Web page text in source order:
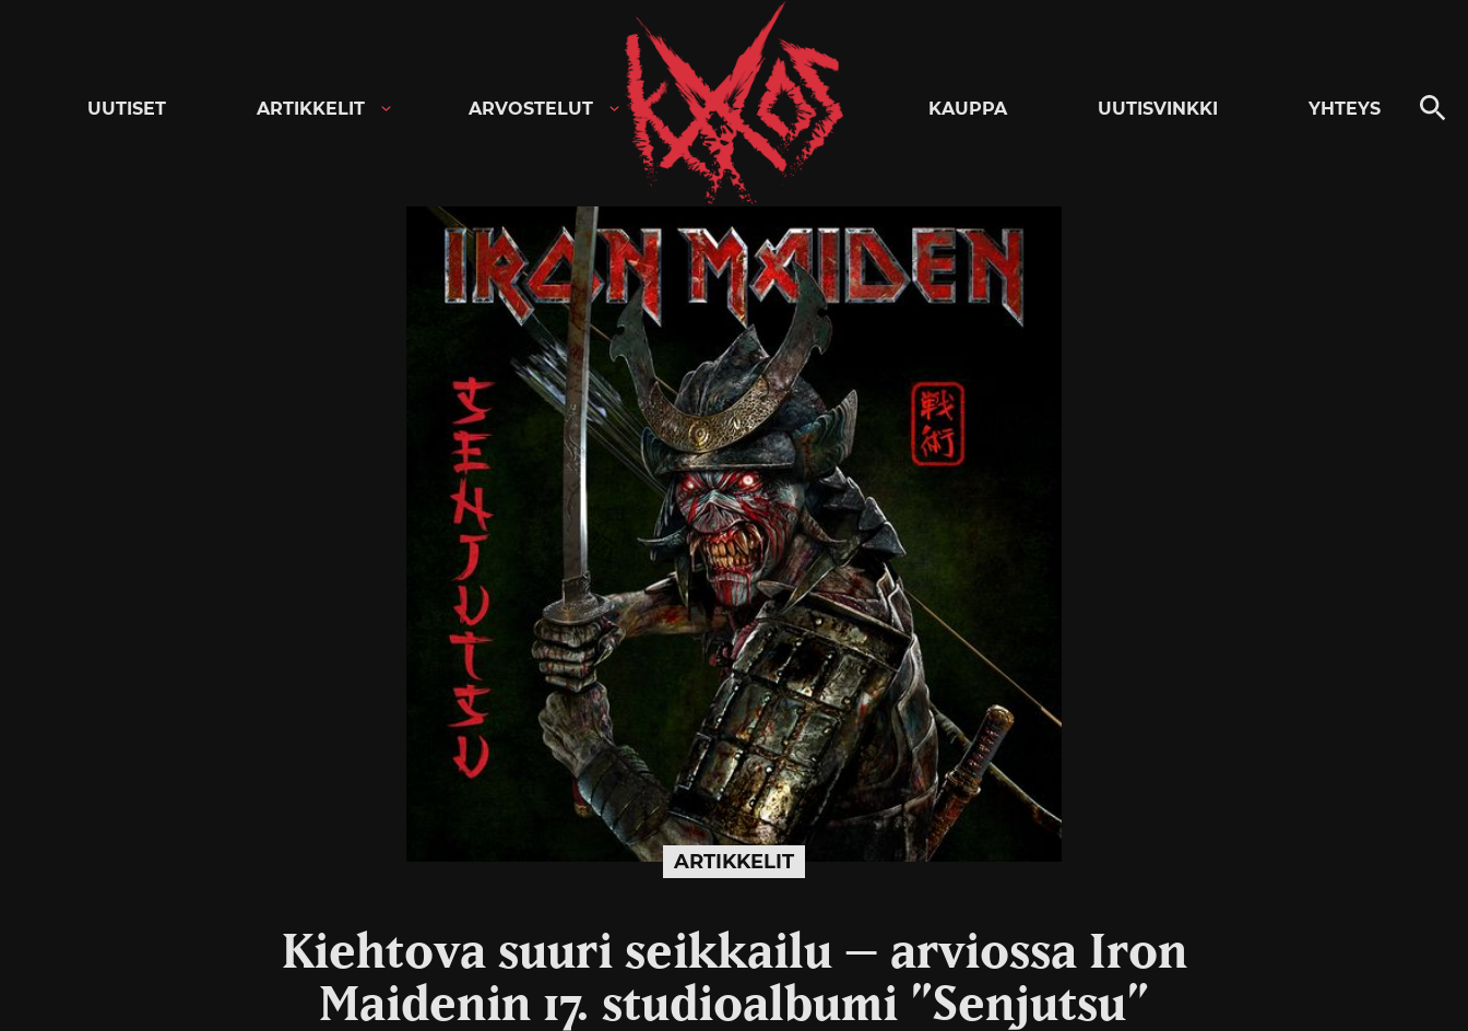
Kaaoszine
UUTISET ARTIKKELIT ARVOSTELUT KAUPPA UUTISVINKKI YHTEYS
ARTIKKELIT
Kiehtova suuri seikkailu – arviossa Iron
Maidenin 17. studioalbumi ”Senjutsu”